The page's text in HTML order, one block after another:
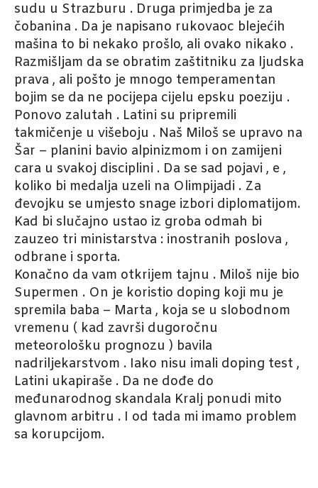
sudu u Strazburu . Druga primjedba je za
čobanina . Da je napisano rukovaoc blejećih
mašina to bi nekako prošlo, ali ovako nikako .
Razmišljam da se obratim zaštitniku za ljudska
prava , ali pošto je mnogo temperamentan
bojim se da ne pocijepa cijelu epsku poeziju .
Ponovo zalutah . Latini su pripremili
takmičenje u višeboju . Naš Miloš se upravo na
Šar – planini bavio alpinizmom i on zamijeni
cara u svakoj disciplini . Da se sad pojavi , e ,
koliko bi medalja uzeli na Olimpijadi . Za
đevojku se umjesto snage izbori diplomatijom.
Kad bi slučajno ustao iz groba odmah bi
zauzeo tri ministarstva : inostranih poslova ,
odbrane i sporta.
Konačno da vam otkrijem tajnu . Miloš nije bio
Supermen . On je koristio doping koji mu je
spremila baba – Marta , koja se u slobodnom
vremenu ( kad završi dugoročnu
meteorološku prognozu ) bavila
nadriljekarstvom . Iako nisu imali doping test ,
Latini ukapiraše . Da ne dođe do
međunarodnog skandala Kralj ponudi mito
glavnom arbitru . I od tada mi imamo problem
sa korupcijom.